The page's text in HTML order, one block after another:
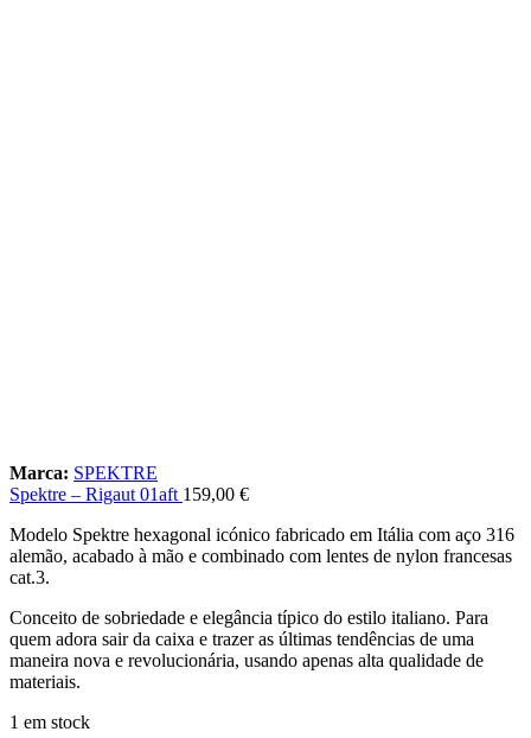
Marca: SPEKTRE
Spektre – Rigaut 01aft 159,00 €
Modelo Spektre hexagonal icónico fabricado em Itália com aço 316
alemão, acabado à mão e combinado com lentes de nylon francesas
cat.3.
Conceito de sobriedade e elegância típico do estilo italiano. Para
quem adora sair da caixa e trazer as últimas tendências de uma
maneira nova e revolucionária, usando apenas alta qualidade de
materiais.
1 em stock